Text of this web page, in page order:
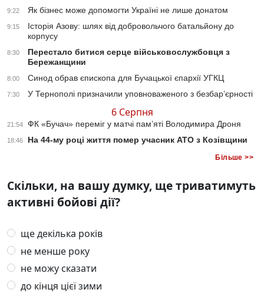
9:22 Як бізнес може допомогти Україні не лише донатом
9:15
Історія Азову: шлях від добровольчого батальйону до
корпусу
8:30
Перестало битися серце військовослужбовця з
Бережанщини
8:00 Синод обрав єпископа для Бучацької єпархії УГКЦ
7:30 У Тернополі призначили уповноваженого з безбар’єрності
6 Серпня
21:54 ФК «Бучач» переміг у матчі пам’яті Володимира Дроня
18:46 На 44-му році життя помер учасник АТО з Козівщини
Більше >>
Скільки, на вашу думку, ще триватимуть
активні бойові дії?
ще декілька років
не менше року
не можу сказати
до кінця цієї зими